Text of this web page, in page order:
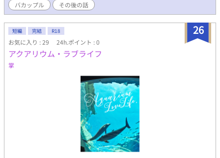
バカップル
その後の話
26
短編 完結 R18
お気に入り : 29 24h.ポイント : 0
アクアリウム・ラブライフ
掌